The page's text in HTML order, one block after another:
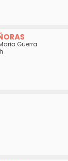
Guerra